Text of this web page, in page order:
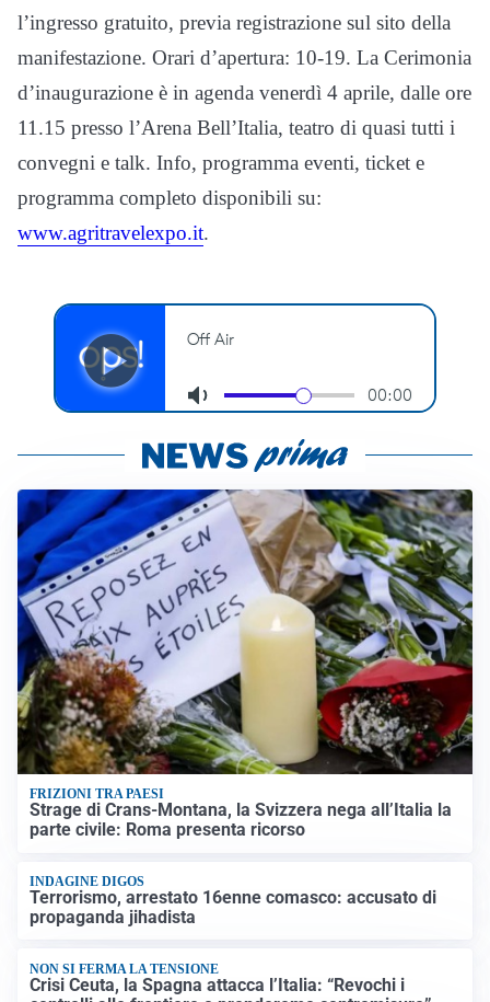
l’ingresso gratuito, previa registrazione sul sito della
manifestazione. Orari d’apertura: 10-19. La Cerimonia
d’inaugurazione è in agenda venerdì 4 aprile, dalle ore
11.15 presso l’Arena Bell’Italia, teatro di quasi tutti i
convegni e talk. Info, programma eventi, ticket e
programma completo disponibili su:
www.agritravelexpo.it.
FRIZIONI TRA PAESI
Strage di Crans-Montana, la Svizzera nega all’Italia la
parte civile: Roma presenta ricorso
INDAGINE DIGOS
Terrorismo, arrestato 16enne comasco: accusato di
propaganda jihadista
NON SI FERMA LA TENSIONE
Crisi Ceuta, la Spagna attacca l’Italia: “Revochi i